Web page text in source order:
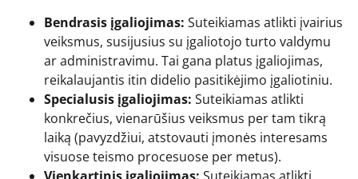
Bendrasis įgaliojimas: Suteikiamas atlikti įvairius
veiksmus, susijusius su įgaliotojo turto valdymu
ar administravimu. Tai gana platus įgaliojimas,
reikalaujantis itin didelio pasitikėjimo įgaliotiniu.
Specialusis įgaliojimas: Suteikiamas atlikti
konkrečius, vienarūšius veiksmus per tam tikrą
laiką (pavyzdžiui, atstovauti įmonės interesams
visuose teismo procesuose per metus).